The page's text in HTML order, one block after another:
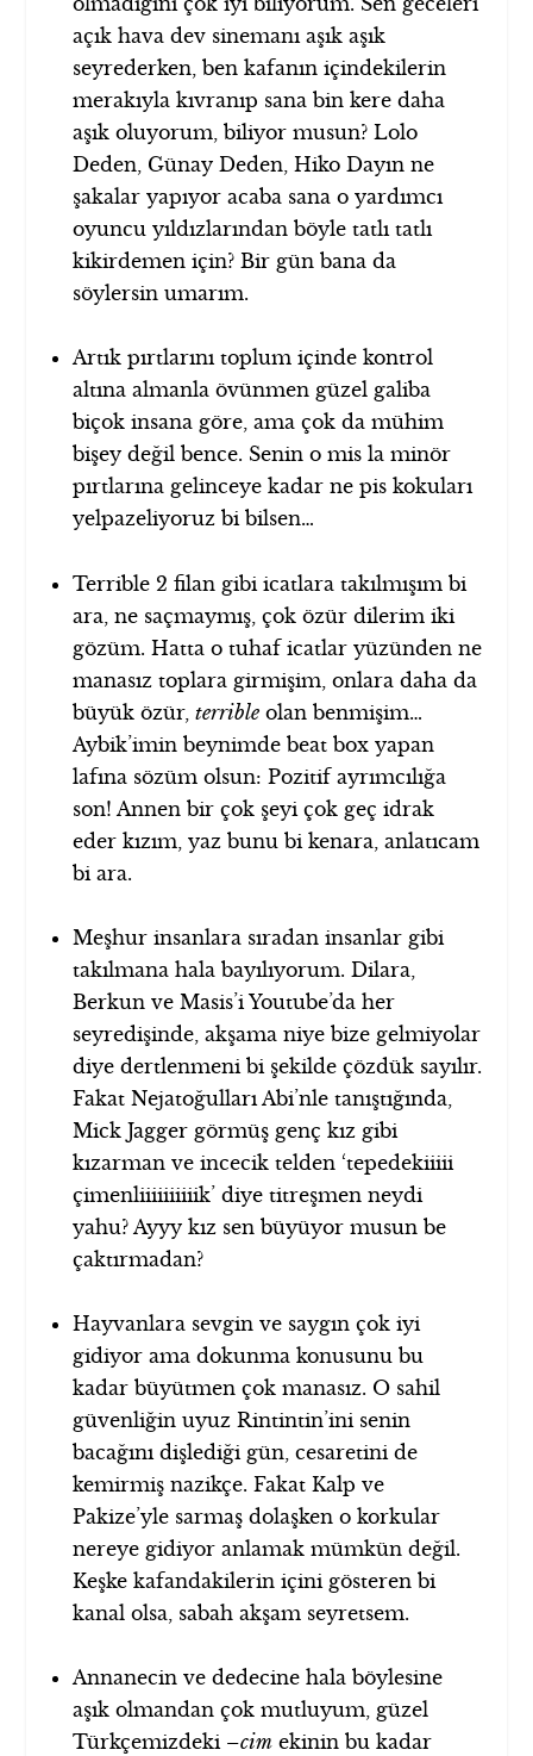
açık hava dev sinemanı aşık aşık
seyrederken, ben kafanın içindekilerin
merakıyla kıvranıp sana bin kere daha
aşık oluyorum, biliyor musun? Lolo
Deden, Günay Deden, Hiko Dayın ne
şakalar yapıyor acaba sana o yardımcı
oyuncu yıldızlarından böyle tatlı tatlı
kikirdemen için? Bir gün bana da
söylersin umarım.
Artık pırtlarını toplum içinde kontrol
altına almanla övünmen güzel galiba
biçok insana göre, ama çok da mühim
bişey değil bence. Senin o mis la minör
pırtlarına gelinceye kadar ne pis kokuları
yelpazeliyoruz bi bilsen…
Terrible 2 filan gibi icatlara takılmışım bi
ara, ne saçmaymış, çok özür dilerim iki
gözüm. Hatta o tuhaf icatlar yüzünden ne
manasız toplara girmişim, onlara daha da
büyük özür, terribleolan benmişim…
Aybik’imin beynimde beat box yapan
lafına sözüm olsun: Pozitif ayrımcılığa
son! Annen bir çok şeyi çok geç idrak
eder kızım, yaz bunu bi kenara, anlatıcam
bi ara.
Meşhur insanlara sıradan insanlar gibi
takılmana hala bayılıyorum. Dilara,
Berkun ve Masis’i Youtube’da her
seyredişinde, akşama niye bize gelmiyolar
diye dertlenmeni bi şekilde çözdük sayılır.
Fakat Nejatoğulları Abi’nle tanıştığında,
Mick Jagger görmüş genç kız gibi
kızarman ve incecik telden ‘tepedekiiiii
çimenliiiiiiiiiik’ diye titreşmen neydi
yahu? Ayyy kız sen büyüyor musun be
çaktırmadan?
Hayvanlara sevgin ve saygın çok iyi
gidiyor ama dokunma konusunu bu
kadar büyütmen çok manasız. O sahil
güvenliğin uyuz Rintintin’ini senin
bacağını dişlediği gün, cesaretini de
kemirmiş nazikçe. Fakat Kalp ve
Pakize’yle sarmaş dolaşken o korkular
nereye gidiyor anlamak mümkün değil.
Keşke kafandakilerin içini gösteren bi
kanal olsa, sabah akşam seyretsem.
Annanecin ve dedecine hala böylesine
aşık olmandan çok mutluyum, güzel
Türkçemizdeki –cimekinin bu kadar